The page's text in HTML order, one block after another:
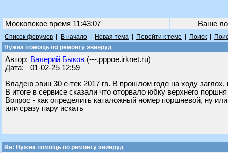
Московское время 11:43:07 Ваше
Список форумов В начало Новая тема Перейти к теме Поиск
Нужна помощь по ремонту эвинруд
Автор: Валерий Быков (---.pppoe.irknet.ru)
Дата: 01-02-25 12:59
Владею эвин 30 е-тек 2017 гв. В прошлом годе на ходу
В итоге в сервисе сказали что оторвало юбку верхнего
Вопрос - как определить каталожный номер поршневой, ну
или сразу пару искать
Re: Нужна помощь по ремонту эвинруд